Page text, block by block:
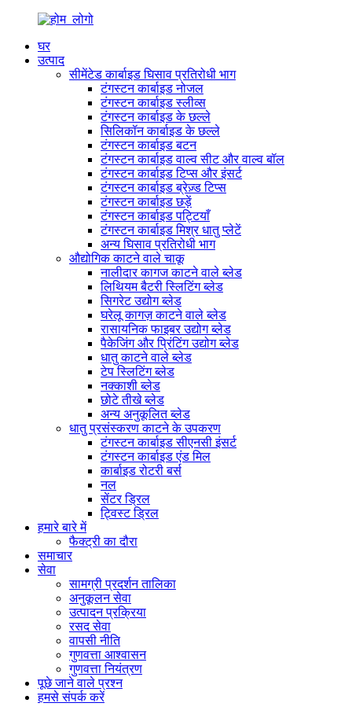
घर
उत्पाद
सीमेंटेड कार्बाइड घिसाव प्रतिरोधी भाग
टंगस्टन कार्बाइड नोजल
टंगस्टन कार्बाइड स्लीव्स
टंगस्टन कार्बाइड के छल्ले
सिलिकॉन कार्बाइड के छल्ले
टंगस्टन कार्बाइड बटन
टंगस्टन कार्बाइड वाल्व सीट और वाल्व बॉल
टंगस्टन कार्बाइड टिप्स और इंसर्ट
टंगस्टन कार्बाइड ब्रेज़्ड टिप्स
टंगस्टन कार्बाइड छड़ें
टंगस्टन कार्बाइड पट्टियाँ
टंगस्टन कार्बाइड मिश्र धातु प्लेटें
अन्य घिसाव प्रतिरोधी भाग
औद्योगिक काटने वाले चाकू
नालीदार कागज काटने वाले ब्लेड
लिथियम बैटरी स्लिटिंग ब्लेड
सिगरेट उद्योग ब्लेड
घरेलू कागज़ काटने वाले ब्लेड
रासायनिक फाइबर उद्योग ब्लेड
पैकेजिंग और प्रिंटिंग उद्योग ब्लेड
धातु काटने वाले ब्लेड
टेप स्लिटिंग ब्लेड
नक्काशी ब्लेड
छोटे तीखे ब्लेड
अन्य अनुकूलित ब्लेड
धातु प्रसंस्करण काटने के उपकरण
टंगस्टन कार्बाइड सीएनसी इंसर्ट
टंगस्टन कार्बाइड एंड मिल
कार्बाइड रोटरी बर्स
नल
सेंटर ड्रिल
ट्विस्ट ड्रिल
हमारे बारे में
फैक्ट्री का दौरा
समाचार
सेवा
सामग्री प्रदर्शन तालिका
अनुकूलन सेवा
उत्पादन प्रक्रिया
रसद सेवा
वापसी नीति
गुणवत्ता आश्वासन
गुणवत्ता नियंत्रण
पूछे जाने वाले प्रश्न
हमसे संपर्क करें